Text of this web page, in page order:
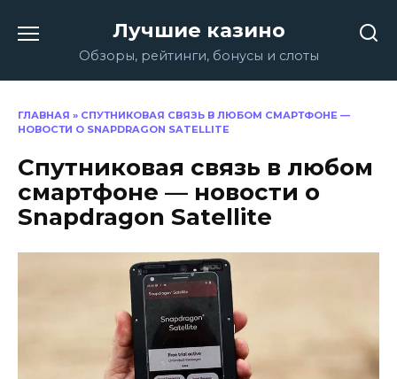
содержанию
Лучшие казино
Обзоры, рейтинги, бонусы и слоты
ГЛАВНАЯ » СПУТНИКОВАЯ СВЯЗЬ В ЛЮБОМ СМАРТФОНЕ —
НОВОСТИ О SNAPDRAGON SATELLITE
Спутниковая связь в любом
смартфоне — новости о
Snapdragon Satellite